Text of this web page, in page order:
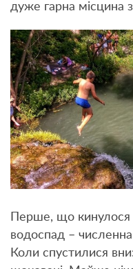
дуже гарна місцина
Перше, що кинулося
водоспад – численна
Коли спустилися